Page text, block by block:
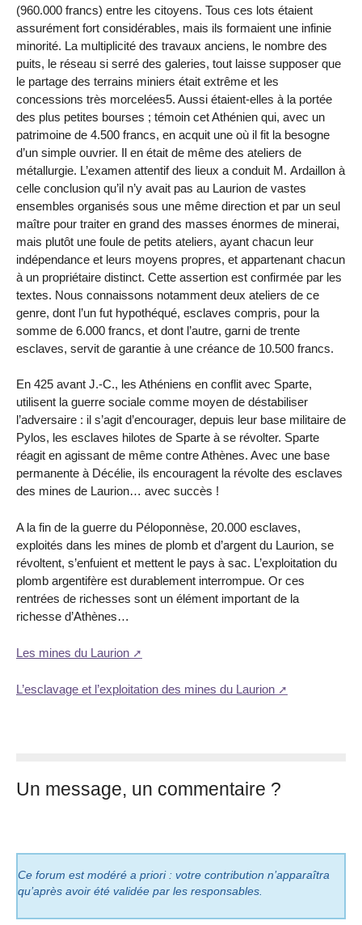
(960.000 francs) entre les citoyens. Tous ces lots étaient
assurément fort considérables, mais ils formaient une infinie
minorité. La multiplicité des travaux anciens, le nombre des
puits, le réseau si serré des galeries, tout laisse supposer que
le partage des terrains miniers était extrême et les
concessions très morcelées5. Aussi étaient-elles à la portée
des plus petites bourses ; témoin cet Athénien qui, avec un
patrimoine de 4.500 francs, en acquit une où il fit la besogne
d’un simple ouvrier. Il en était de même des ateliers de
métallurgie. L’examen attentif des lieux a conduit M. Ardaillon à
celle conclusion qu’il n’y avait pas au Laurion de vastes
ensembles organisés sous une même direction et par un seul
maître pour traiter en grand des masses énormes de minerai,
mais plutôt une foule de petits ateliers, ayant chacun leur
indépendance et leurs moyens propres, et appartenant chacun
à un propriétaire distinct. Cette assertion est confirmée par les
textes. Nous connaissons notamment deux ateliers de ce
genre, dont l’un fut hypothéqué, esclaves compris, pour la
somme de 6.000 francs, et dont l’autre, garni de trente
esclaves, servit de garantie à une créance de 10.500 francs.
En 425 avant J.-C., les Athéniens en conflit avec Sparte,
utilisent la guerre sociale comme moyen de déstabiliser
l’adversaire : il s’agit d’encourager, depuis leur base militaire de
Pylos, les esclaves hilotes de Sparte à se révolter. Sparte
réagit en agissant de même contre Athènes. Avec une base
permanente à Décélie, ils encouragent la révolte des esclaves
des mines de Laurion… avec succès !
A la fin de la guerre du Péloponnèse, 20.000 esclaves,
exploités dans les mines de plomb et d’argent du Laurion, se
révoltent, s’enfuient et mettent le pays à sac. L’exploitation du
plomb argentifère est durablement interrompue. Or ces
rentrées de richesses sont un élément important de la
richesse d’Athènes…
Les mines du Laurion
L’esclavage et l’exploitation des mines du Laurion
Un message, un commentaire ?
Ce forum est modéré a priori : votre contribution n’apparaîtra
qu’après avoir été validée par les responsables.